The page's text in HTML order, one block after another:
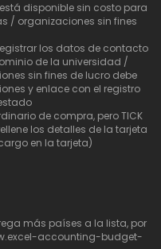
disponible sin costo para
/ organizaciones sin fines
los datos de contacto
de la universidad /
sin fines de lucro debe
y enlace con el registro
de compra, pero TICK
los detalles de la tarjeta
en la tarjeta)
más países a la lista, por
accounting-budget-